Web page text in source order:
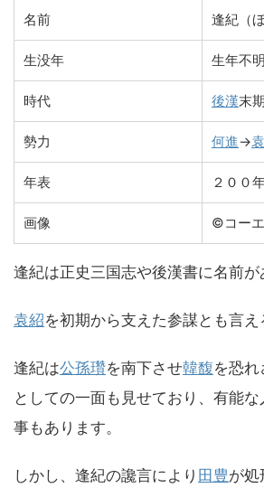
名前 逢紀（
生没年 生年不
時代 後漢末期
勢力 何進→
年表 ２００
画像 ©コー
逢紀は正史三国志や後漢書に名前が
袁紹を初期から支えた参謀とも言え
逢紀は公孫瓚を南下させ韓馥を恐
としての一面も見せており、有能
事もあります。
しかし、逢紀の讒言により 田豊が処